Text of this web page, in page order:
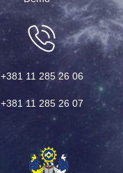
+381 11 285 26 06
+381 11 285 26 07